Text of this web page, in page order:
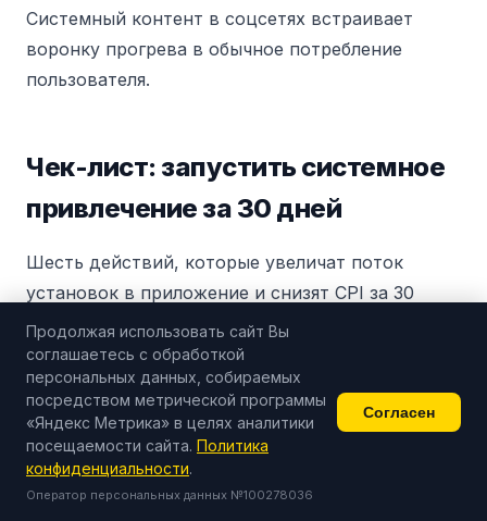
Системный контент в соцсетях встраивает
воронку прогрева в обычное потребление
пользователя.
Чек-лист: запустить системное
привлечение за 30 дней
Шесть действий, которые увеличат поток
установок в приложение и снизят CPI за 30
дней. Без больших бюджетов на разработку —
только организационные и контентные
изменения.
Подключите AppMetrica или MyTracker и
настройте deep-link атрибуцию.
публикация в соцсетях, каждое объявление,
Продолжая использовать сайт Вы
соглашаетесь с обработкой
персональных данных, собираемых
посредством метрической программы
«Яндекс Метрика» в целях аналитики
посещаемости сайта. Политика
конфиденциальности.
Оператор персональных данных №100278036
Согласен